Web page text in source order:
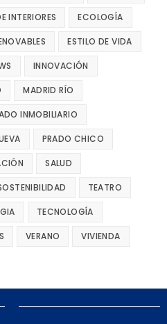
INTERIORES ECOLOGÍA
ESTILO DE VIDA
INNOVACIÓN
MADRID RÍO
INMOBILIARIO
PRADO CHICO
SALUD
TEATRO
TECNOLOGÍA
VERANO VIVIENDA